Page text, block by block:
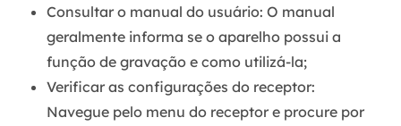
Consultar o manual do usuário:O manual
geralmente informa se o aparelho possui a
função de gravação e como utilizá-la;
Verificar as configurações do receptor:
Navegue pelo menu do receptor e procure por